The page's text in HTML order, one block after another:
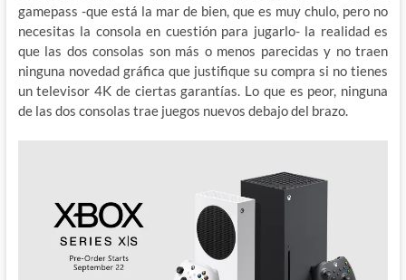
gamepass -que está la mar de bien, que es muy chulo, pero no
necesitas la consola en cuestión para jugarlo- la realidad es
que las dos consolas son más o menos parecidas y no traen
ninguna novedad gráfica que justifique su compra si no tienes
un televisor 4K de ciertas garantías. Lo que es peor, ninguna
de las dos consolas trae juegos nuevos debajo del brazo.